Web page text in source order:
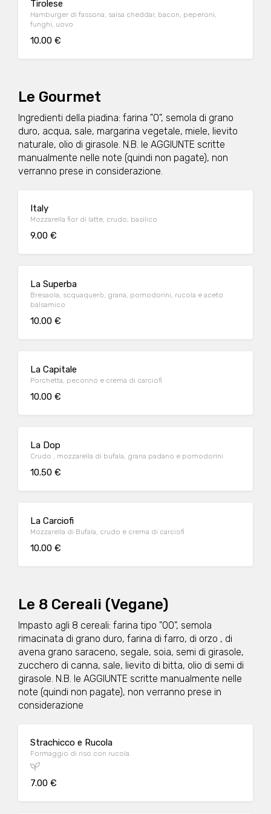
Tirolese
Hamburger di fassona, salsa cheddar, bacon, peperoni,
funghi, uovo
10.00 €
Le Gourmet
Ingredienti della piadina: farina "0", semola di grano
duro, acqua, sale, margarina vegetale, miele, lievito
naturale, olio di girasole. N.B. le AGGIUNTE scritte
manualmente nelle note (quindi non pagate), non
verranno prese in considerazione.
Italy
Mozzarella fior di latte, crudo, basilico
9.00 €
La Superba
Bresaola, scquaquerò, grana, pomodorini, rucola e aceto
balsamico
10.00 €
La Capitale
Porchetta, pecorino e crema di carciofi
10.00 €
La Dop
Crudo , mozzarella di bufala, grana padano e pomodorini
10.50 €
La Carciofi
Mozzarella di Bufala, crudo e crema di carciofi
10.00 €
Le 8 Cereali (Vegane)
Impasto agli 8 cereali: farina tipo "00", semola
rimacinata di grano duro, farina di farro, di orzo , di
avena grano saraceno, segale, soia, semi di girasole,
zucchero di canna, sale, lievito di bitta, olio di semi di
girasole. N.B. le AGGIUNTE scritte manualmente nelle
note (quindi non pagate), non verranno prese in
considerazione
Strachicco e Rucola
Formaggio di riso con rucola.
7.00 €